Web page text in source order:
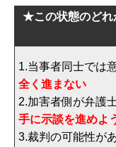
★この状態のどれ
1.当事者同士では
全く進まない
2.加害者側が弁護
手に示談を進めよ
3.裁判の可能性が